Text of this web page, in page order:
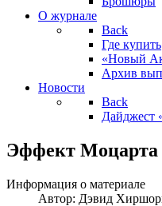
О журнале
Back
Где купить
«Новый
Архив
Новости
Back
Дайджест
Эффект Моцарта
Информация о материале
Автор: Дэвид